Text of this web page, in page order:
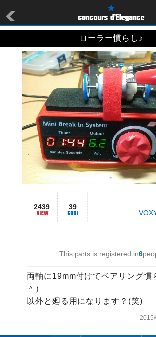
ローラー慣らし♪
2439 39
This parts is registered in6
両軸に19mm付けてベアリング
＾）
以外と廻る用になります？(笑)